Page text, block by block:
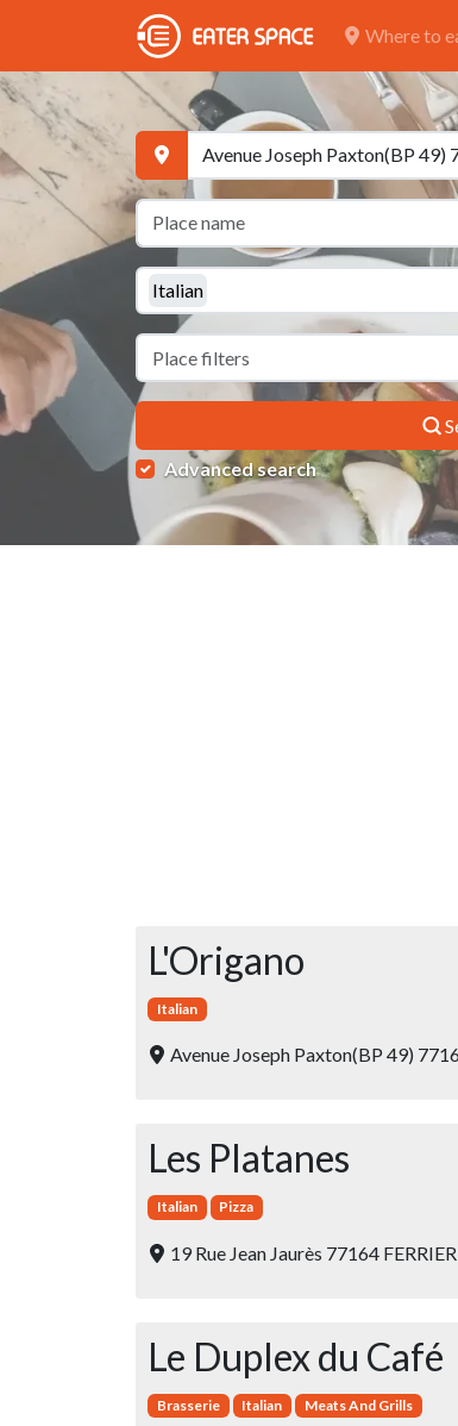
Where to
Italian
Advanced search
L'Origano
Italian
Avenue Joseph Paxton(BP 49)
Les Platanes
Italian Pizza
19 Rue Jean Jaurès 77164
Le Duplex du Café
Brasserie Italian Meats And Grills